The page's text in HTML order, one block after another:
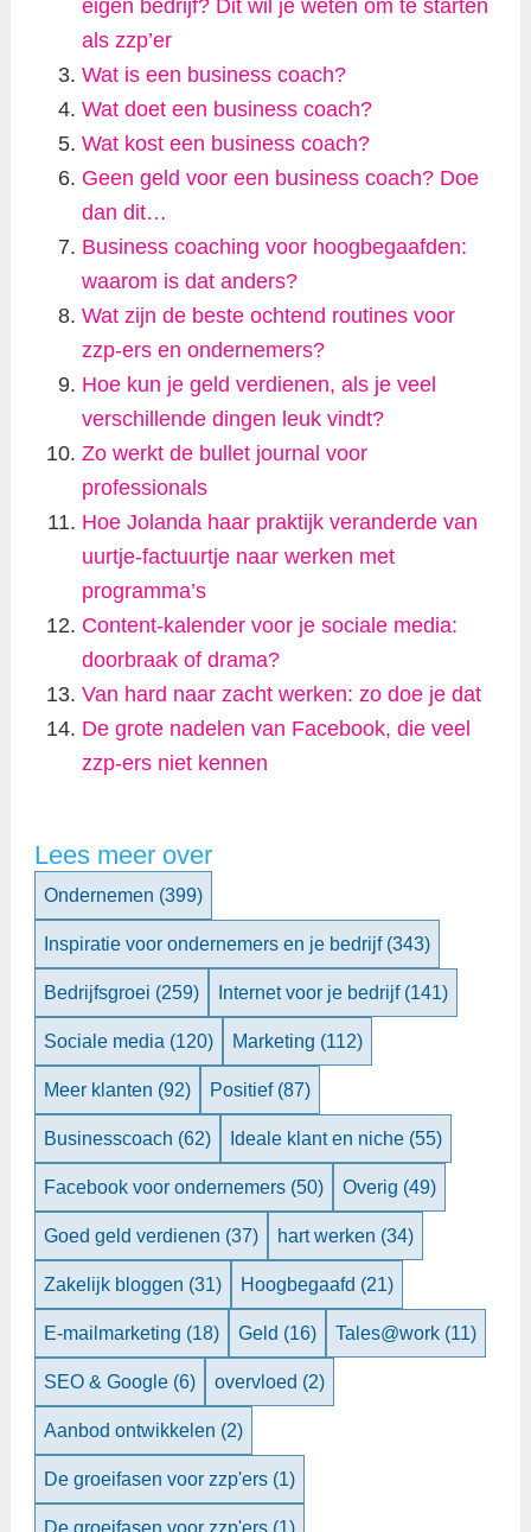
eigen bedrijf? Dit wil je weten om te starten
als zzp’er
Wat is een business coach?
Wat doet een business coach?
Wat kost een business coach?
Geen geld voor een business coach? Doe
dan dit…
Business coaching voor hoogbegaafden:
waarom is dat anders?
Wat zijn de beste ochtend routines voor
zzp-ers en ondernemers?
Hoe kun je geld verdienen, als je veel
verschillende dingen leuk vindt?
Zo werkt de bullet journal voor
professionals
Hoe Jolanda haar praktijk veranderde van
uurtje-factuurtje naar werken met
programma’s
Content-kalender voor je sociale media:
doorbraak of drama?
Van hard naar zacht werken: zo doe je dat
De grote nadelen van Facebook, die veel
zzp-ers niet kennen
Lees meer over
Ondernemen (399)
Inspiratie voor ondernemers en je bedrijf (343)
Bedrijfsgroei (259) Internet voor je bedrijf (141)
Sociale media (120) Marketing (112)
Meer klanten (92) Positief (87)
Businesscoach (62) Ideale klant en niche (55)
Facebook voor ondernemers (50) Overig (49)
Goed geld verdienen (37) hart werken (34)
Zakelijk bloggen (31) Hoogbegaafd (21)
E-mailmarketing (18) Geld (16) Tales@work (11)
SEO & Google (6) overvloed (2)
Aanbod ontwikkelen (2)
De groeifasen voor zzp'ers (1)
De groeifasen voor zzp'ers (1)